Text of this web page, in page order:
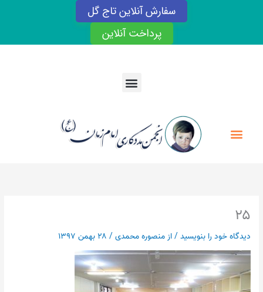
سفارش آنلاین تاج گل
پرداخت آنلاین
Menu
۲۵
دیدگاه‌ خود را بنویسید/ از منصوره محمدی/ ۲۸ بهمن ۱۳۹۷